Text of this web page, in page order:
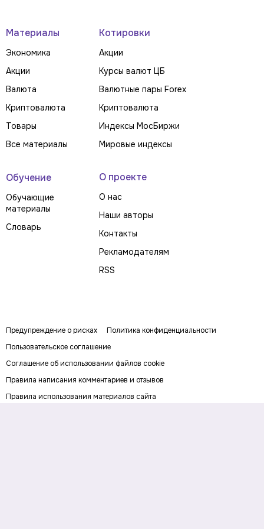
Материалы
Экономика
Акции
Валюта
Криптовалюта
Товары
Все материалы
Котировки
Акции
Курсы валют ЦБ
Валютные пары Forex
Криптовалюта
Индексы МосБиржи
Мировые индексы
Обучение
Обучающие
материалы
Словарь
О проекте
О нас
Наши авторы
Контакты
Рекламодателям
RSS
Предупреждение о рисках
Политика конфиденциальности
Пользовательское соглашение
Соглашение об использовании файлов cookie
Правила написания комментариев и отзывов
Правила использования материалов сайта